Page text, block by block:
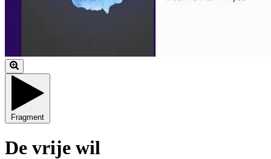
Fragment
De vrije wil